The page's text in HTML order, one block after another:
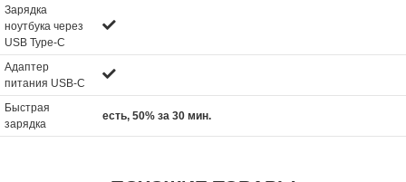
Зарядка
ноутбука через
USB Type-C
Адаптер
питания USB-C
Быстрая
зарядка
есть, 50% за 30 мин.